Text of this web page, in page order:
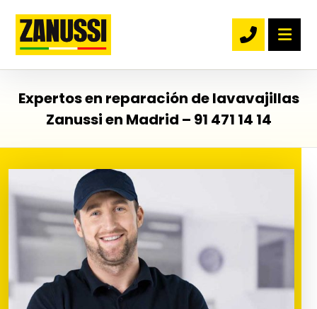
Expertos en reparación de lavavajillas
Zanussi en Madrid – 91 471 14 14